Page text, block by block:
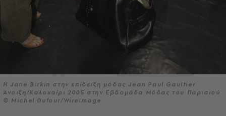
Η Jane Birkin στην επίδειξη μόδας Jean Paul Gaultier
Άνοιξη/Καλοκαίρι 2005 στην Εβδομάδα Μόδας του Παρισιού
© Michel Dufour/WireImage